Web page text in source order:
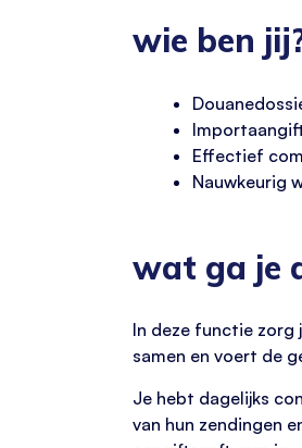
wie ben
Effectief
Nauwkeurig
wat ga je
In deze functie
samen en voert de
Je hebt dagelijks
van hun zendingen